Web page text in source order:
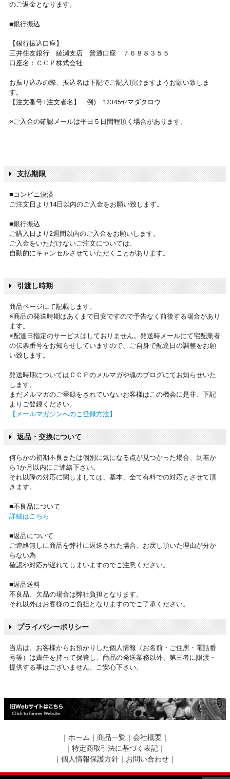
のご返金となります。
■銀行振込
【銀行振込口座】
三井住友銀行 綾瀬支店 普通口座 ７６８８３５５
口座名：ＣＣＰ株式会社
お振り込みの際、振込名は下記でご記入頂けますようお願い致しま
す。
【注文番号+注文者名】 例) 12345ヤマダタロウ
※ご入金の確認メールは平日５日間程頂く場合があります。
支払期限
■コンビニ決済
ご注文日より14日以内のご入金をお願い致します。
■銀行振込
ご購入日より2週間以内のご入金をお願いします。
ご入金をいただけないご注文については、
自動的にキャンセルさせていただくことがあります。
引渡し時期
商品ページにて記載します。
※商品の発送時期はあくまで目安ですので予告なく前後する場合があり
ます。
※配達日指定のサービスはしておりません。発送時メールにて宅配業者
の伝票番号をお知らせしていますので、ご自身で配達日の調整をお願
い致します。
発送時期についてはＣＣＰのメルマガや魂のブログにてお知らせいた
します。
まだメルマガのご登録をされていないお客様はこの機会に是非、下記
よりご登録ください。
【メールマガジンへのご登録方法】
返品・交換について
何らかの初期不良または個別に気になる点が見つかった場合、到着か
ら1か月以内にご連絡下さい。
それ以降の対応に関しましては、基本、全て有料での対応とさせて頂
きます。
■不良品について
詳細はこちら
■返品について
ご連絡無しに商品を弊社に返送された場合、お戻し頂いた理由が分か
らない為
確認や対応が遅れてしまいますのでご注意ください。
■返品送料
不良品、欠品の場合は弊社負担となります。
それ以外はお客様のご負担となりますのでご了承ください。
プライバシーポリシー
当店は、お客様からお預かりした個人情報（お名前・ご住所・電話番
号等）は責任を持って保管し、商品の発送業務以外、第三者に譲渡・
提供する事はございません。ご安心下さい。
｜ ホーム ｜ 商品一覧 ｜ 会社概要 ｜
｜ 特定商取引法に基づく表記 ｜
｜ 個人情報保護方針 ｜ お問い合わせ ｜